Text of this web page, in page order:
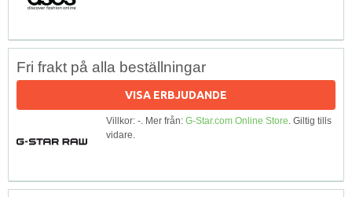
Fri frakt på alla beställningar
VISA ERBJUDANDE
Villkor: -. Mer från: G-Star.com Online Store. Giltig tills
vidare.